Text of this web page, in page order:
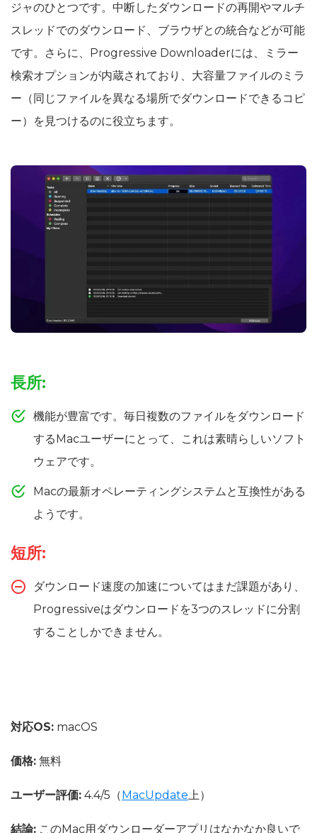
ジャのひとつです。中断したダウンロードの再開やマルチ
スレッドでのダウンロード、ブラウザとの統合などが可能
です。さらに、Progressive Downloaderには、ミラー
検索オプションが内蔵されており、大容量ファイルのミラ
ー（同じファイルを異なる場所でダウンロードできるコピ
ー）を見つけるのに役立ちます。
長所:
機能が豊富です。毎日複数のファイルをダウンロード
するMacユーザーにとって、これは素晴らしいソフト
ウェアです。
Macの最新オペレーティングシステムと互換性がある
ようです。
短所:
ダウンロード速度の加速についてはまだ課題があり、
Progressiveはダウンロードを3つのスレッドに分割
することしかできません。
対応OS: macOS
価格: 無料
ユーザー評価: 4.4/5（MacUpdate 上）
結論: このMac用ダウンローダーアプリはなかなか良いで